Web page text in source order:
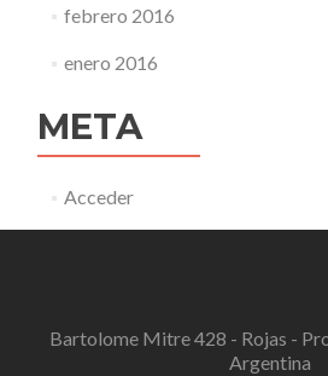
febrero 2016
enero 2016
META
Acceder
Bartolome Mitre 428 - Rojas -
Argentina